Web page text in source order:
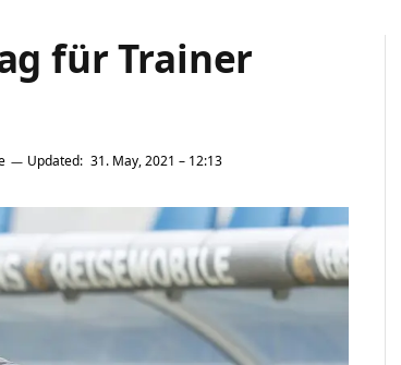
für Trainer
Updated: 31. May, 2021 – 12:13